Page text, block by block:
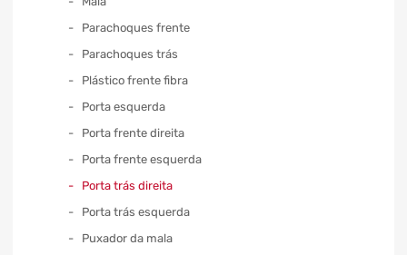
Parachoques frente
Parachoques trás
Plástico frente fibra
Porta esquerda
Porta frente direita
Porta frente esquerda
Porta trás direita
Porta trás esquerda
Puxador da mala